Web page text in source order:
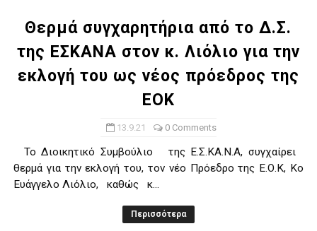
Θερμά συγχαρητήρια από το Δ.Σ.
της ΕΣΚΑΝΑ στον κ. Λιόλιο για την
εκλογή του ως νέος πρόεδρος της
ΕΟΚ
13.9.21 0 Comments
Το Διοικητικό Συμβούλιο της Ε.Σ.ΚΑ.Ν.Α, συγχαίρει
θερμά για την εκλογή του, τον νέο Πρόεδρο της Ε.Ο.Κ, Κο
Ευάγγελο Λιόλιο, καθώς κ...
Περισσότερα